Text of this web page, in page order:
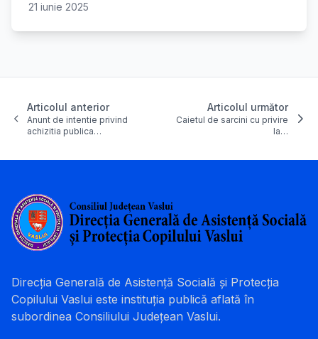
21 iunie 2025
Articolul anterior
Anunt de intentie privind
achizitia publica…
Articolul următor
Caietul de sarcini cu privire
la…
Direcția Generală de Asistență Socială și Protecția
Copilului Vaslui este instituția publică aflată în
subordinea Consiliului Județean Vaslui.